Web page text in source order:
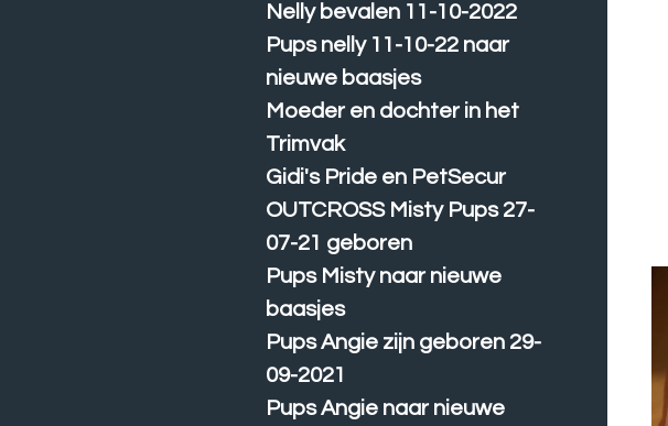
Nelly bevalen 11-10-2022
Pups nelly 11-10-22 naar
nieuwe baasjes
Moeder en dochter in het
Trimvak
Gidi's Pride en PetSecur
OUTCROSS Misty Pups 27-
07-21 geboren
Pups Misty naar nieuwe
baasjes
Pups Angie zijn geboren 29-
09-2021
Pups Angie naar nieuwe